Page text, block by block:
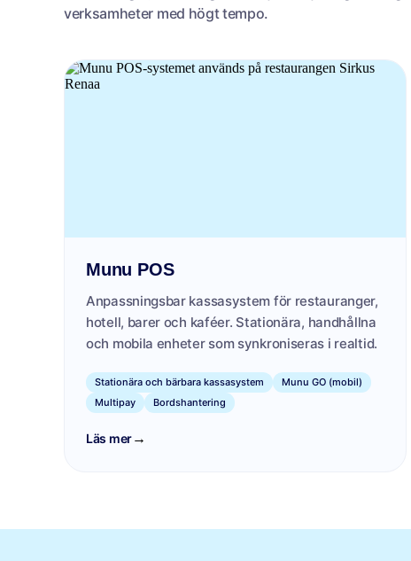
verksamheter med högt tempo.
Munu POS
Anpassningsbar kassasystem för restauranger,
hotell, barer och kaféer. Stationära, handhållna
och mobila enheter som synkroniseras i realtid.
Stationära och bärbara kassasystem
Munu GO (mobil)
Multipay
Bordshantering
Läs mer→